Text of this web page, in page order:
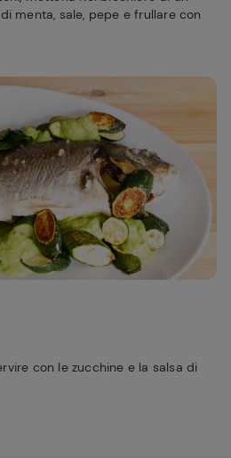
menta, sale, pepe e frullare con
con le zucchine e la salsa di